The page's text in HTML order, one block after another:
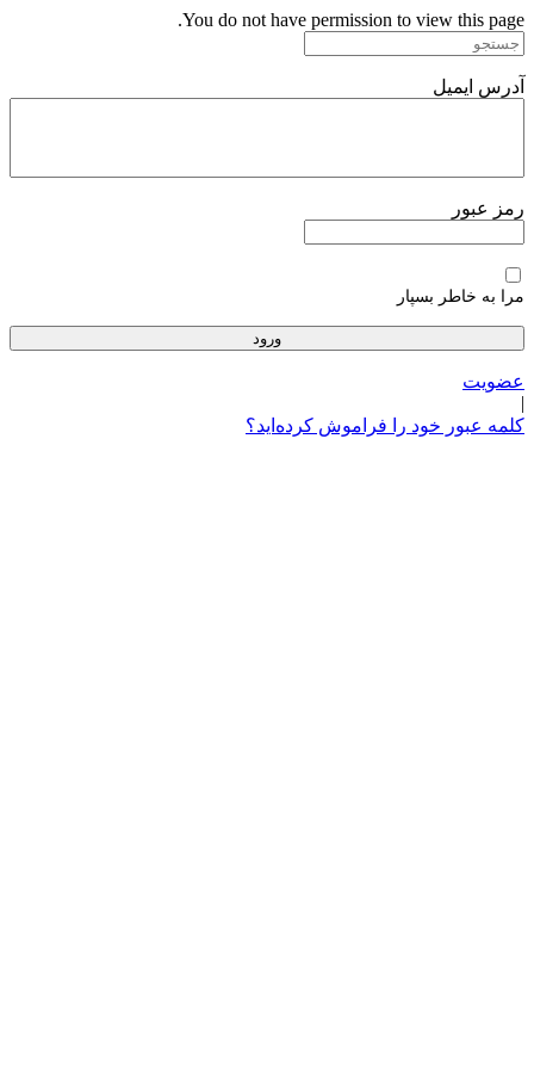
پرش
به
You do not have permission to view this page.
آدرس ایمیل
رمز عبور
مرا به خاطر بسپار
عضویت
|
کلمه عبور خود را فراموش کرده‌اید؟